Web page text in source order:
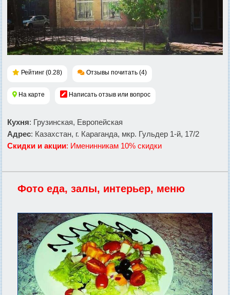
Рейтинг (0.28) Отзывы почитать (4)
На карте Написать отзыв или вопрос
Кухня: Грузинская, Европейская
Адрес: Казахстан, г. Караганда, мкр. Гульдер 1-й, 17/2
Скидки и акции: Именинникам 10% скидки
Фото еда, залы, интерьер, меню